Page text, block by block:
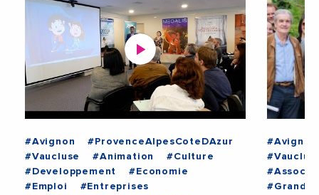
#Avignon
#ProvenceAlpesCoteDAzur
#Vaucluse
#Animation
#Culture
#Developpement
#Economie
#Emploi
#Entreprises
#Avignon